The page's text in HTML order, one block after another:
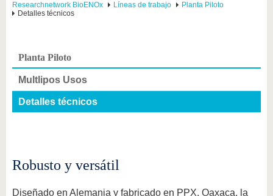
Researchnetwork BioENOx Líneas de trabajo
Planta Piloto
Detalles técnicos
Planta Piloto
Multlipos Usos
Detalles técnicos
Robusto y versátil
Diseñado en Alemania y fabricado en PPX, Oaxaca, la